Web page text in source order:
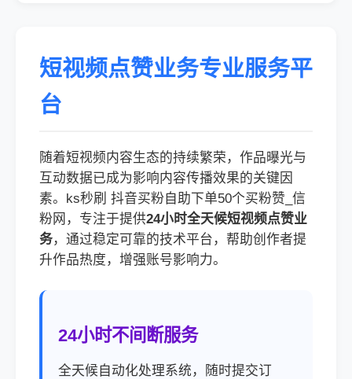
短视频点赞业务专业服务平
台
随着短视频内容生态的持续繁荣，作品曝光与
互动数据已成为影响内容传播效果的关键因
素。ks秒刷 抖音买粉自助下单50个买粉赞_信
粉网，专注于提供24小时全天候短视频点赞业
务，通过稳定可靠的技术平台，帮助创作者提
升作品热度，增强账号影响力。
24小时不间断服务
全天候自动化处理系统，随时提交订